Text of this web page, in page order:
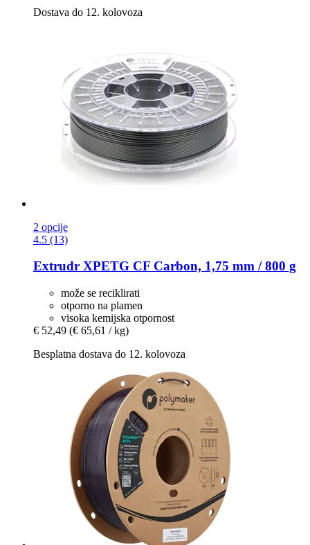
Dostava do 12. kolovoza
2 opcije
4.5 (13)
Extrudr XPETG CF Carbon, 1,75 mm / 800 g
može se reciklirati
otporno na plamen
visoka kemijska otpornost
€ 52,49 (€ 65,61 / kg)
Besplatna dostava do 12. kolovoza